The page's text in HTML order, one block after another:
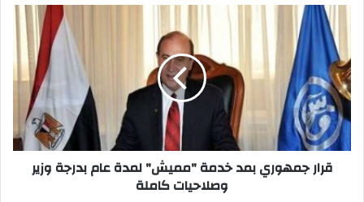
عملية
وضح
النهار
جمهوري
بمد
خدمة
"مميش"
لمدة
عام
بدرجة
وزير
وصلاحيات
قرار جمهوري بمد خدمة "مميش" لمدة عام بدرجة وزير
وصلاحيات كاملة